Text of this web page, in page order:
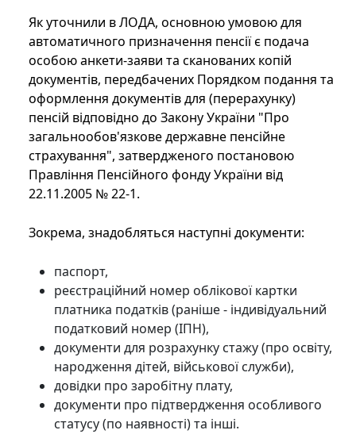
Як уточнили в ЛОДА, основною умовою для
автоматичного призначення пенсії є подача
особою анкети-заяви та сканованих копій
документів, передбачених Порядком подання та
оформлення документів для (перерахунку)
пенсій відповідно до Закону України "Про
загальнообов'язкове державне пенсійне
страхування", затвердженого постановою
Правління Пенсійного фонду України від
22.11.2005 № 22-1.
Зокрема, знадобляться наступні документи:
паспорт,
реєстраційний номер облікової картки
платника податків (раніше - індивідуальний
податковий номер (ІПН),
документи для розрахунку стажу (про освіту,
народження дітей, військової служби),
довідки про заробітну плату,
документи про підтвердження особливого
статусу (по наявності) та інші.